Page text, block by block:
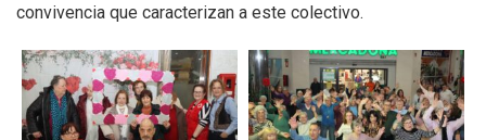
convivencia que caracterizan a este colectivo.